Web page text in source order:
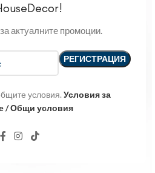
актуалните промоции.
условия. Условия за
/ Общи условия